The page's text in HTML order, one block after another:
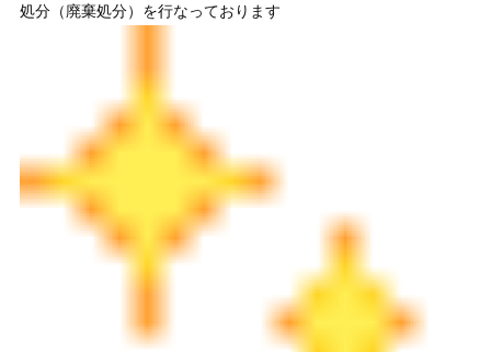
処分（廃棄処分）を行なっております